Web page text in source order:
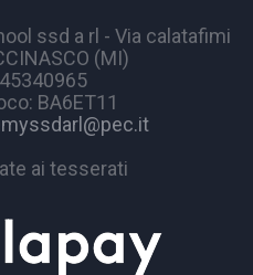
ssd a rl - Via calatafimi
(MI)
BA6ET11
ai tesserati